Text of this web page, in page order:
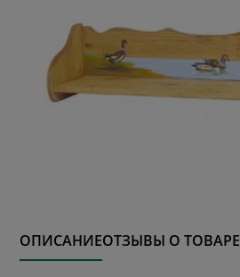
ОПИСАНИЕОТЗЫВЫ О ТОВАРЕ